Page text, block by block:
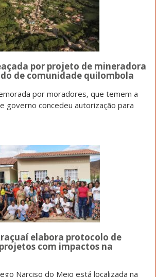
por projeto de mineradora
de comunidade quilombola
por moradores, que temem a
governo concedeu autorização para
elabora protocolo de
com impactos na
Narciso do Meio está localizada na